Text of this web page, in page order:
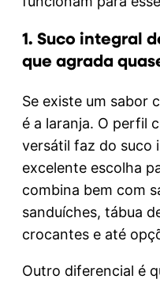
1. Suco integral
que agrada
Se existe um sabor
é a laranja. O perfil
versátil faz do suco
excelente escolha
combina bem com
sanduíches, tábua
crocantes e até
Outro diferencial é